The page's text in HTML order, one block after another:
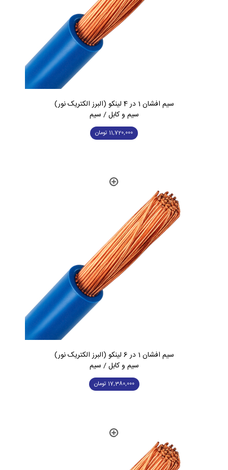
سیم افشان 1 در 4 لینکو (البرز الکتریک نور)
سیم و کابل / سیم
11,720,000 تومان
سیم افشان 1 در 6 لینکو (البرز الکتریک نور)
سیم و کابل / سیم
17,380,000 تومان